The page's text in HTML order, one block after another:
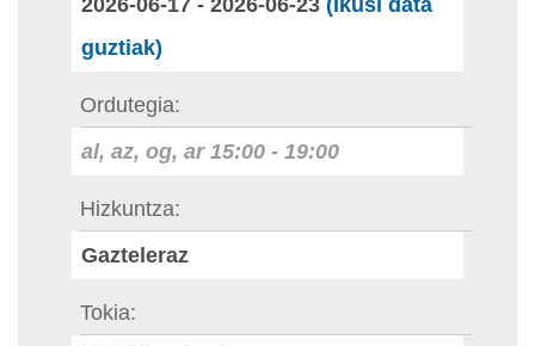
2026-06-17 - 2026-06-23 (Ikusi data
guztiak)
Ordutegia
al, az, og, ar 15:00 - 19:00
Hizkuntza
Gazteleraz
Tokia